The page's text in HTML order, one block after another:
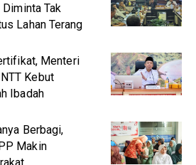
Diminta Tak
Lahan Terang
Menteri
Kebut
Ibadah
Berbagi,
Makin